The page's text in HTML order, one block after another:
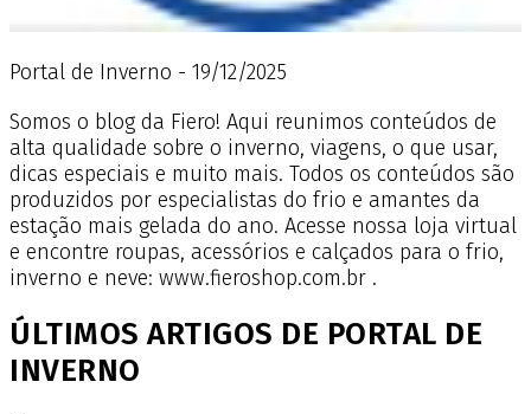
Portal de Inverno - 19/12/2025
Somos o blog da Fiero! Aqui reunimos conteúdos de
alta qualidade sobre o inverno, viagens, o que usar,
dicas especiais e muito mais. Todos os conteúdos são
produzidos por especialistas do frio e amantes da
estação mais gelada do ano. Acesse nossa loja virtual
e encontre roupas, acessórios e calçados para o frio,
inverno e neve: www.fieroshop.com.br .
ÚLTIMOS ARTIGOS DE PORTAL DE
INVERNO